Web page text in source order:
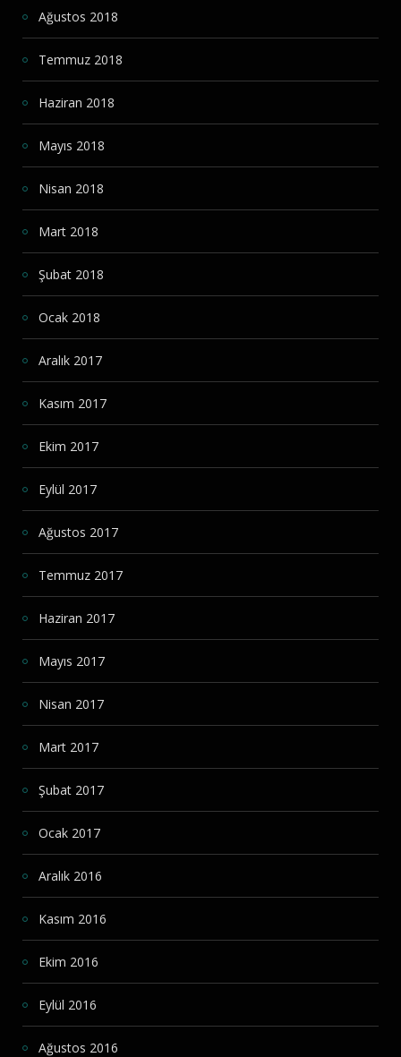
Ağustos 2018
Temmuz 2018
Haziran 2018
Mayıs 2018
Nisan 2018
Mart 2018
Şubat 2018
Ocak 2018
Aralık 2017
Kasım 2017
Ekim 2017
Eylül 2017
Ağustos 2017
Temmuz 2017
Haziran 2017
Mayıs 2017
Nisan 2017
Mart 2017
Şubat 2017
Ocak 2017
Aralık 2016
Kasım 2016
Ekim 2016
Eylül 2016
Ağustos 2016